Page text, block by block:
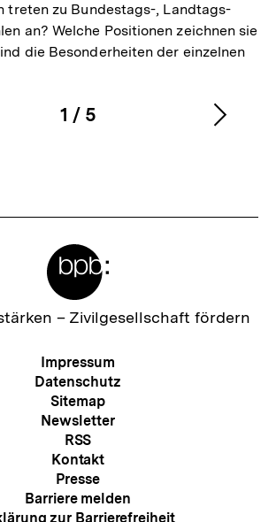
treten zu Bundestags-, Landtags-
an? Welche Positionen zeichnen sie
die Besonderheiten der einzelnen
Karussellinhalt
1
von
/ 5
– Zivilgesellschaft fördern
Meta-
Navigation
Impressum
Datenschutz
Sitemap
Newsletter
RSS
Kontakt
Presse
Barriere melden
zur Barrierefreiheit